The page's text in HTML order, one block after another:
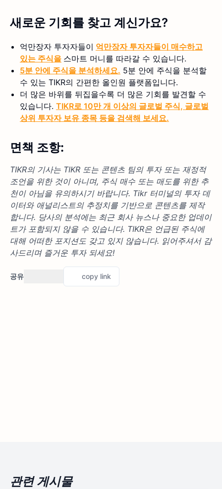
새로운 기회를 찾고 계신가요?
억만장자 투자자들이 억만장자 투자자들이 매수하고
있는 주식을 스마트 머니를 따라갈 수 있습니다.
5분 안에 주식을 분석하세요. 5분 안에 주식을 분석할
수 있는 TIKR의 간편한 올인원 플랫폼입니다.
더 많은 바위를 뒤집을수록 더 많은 기회를 발견할 수
있습니다. TIKR로 10만 개 이상의 글로벌 주식, 글로벌
상위 투자자 보유 종목 등을 검색해 보세요.
면책 조항:
TIKR의 기사는 TIKR 또는 콘텐츠 팀의 투자 또는 재정적
조언을 위한 것이 아니며, 주식 매수 또는 매도를 위한 추
천이 아님을 유의하시기 바랍니다. Tikr 터미널의 투자 데
이터와 애널리스트의 추정치를 기반으로 콘텐츠를 제작
합니다. 당사의 분석에는 최근 회사 뉴스나 중요한 업데이
트가 포함되지 않을 수 있습니다. TIKR은 언급된 주식에
대해 어떠한 포지션도 갖고 있지 않습니다. 읽어주셔서 감
사드리며 즐거운 투자 되세요!
공유 copy link
관련 게시물